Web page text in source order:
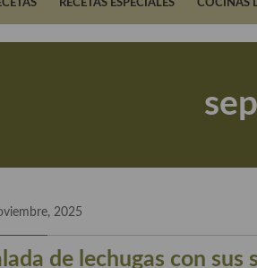
RECETAS ESPECIALES COCINAS
2025
de lechugas con sus